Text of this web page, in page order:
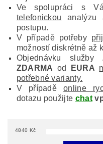
Ve spolupráci s
telefonickou
postupu.
V případě potřeby
možností diskrétně až
Objednávku služby
ZDARMA od EURA
potřebné varianty.
V případěonline
dotazu použijte chat
4840 Kč